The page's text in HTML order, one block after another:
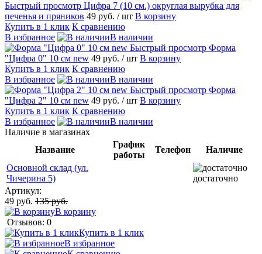
Быстрый просмотр Цифра 7 (10 см.) округлая вырубка для
печенья и пряников 49 руб. / шт В корзину
Купить в 1 клик К сравнению
В избранное
В наличии
Быстрый просмотр Форма
"Цифра 0" 10 см new 49 руб. / шт В корзину
Купить в 1 клик К сравнению
В избранное
В наличии
Быстрый просмотр Форма
"Цифра 2" 10 см new 49 руб. / шт В корзину
Купить в 1 клик К сравнению
В избранное
В наличии
Наличие в магазинах
Название
График
работы
Телефон
Наличие
Основной склад (ул.
Чичерина 5)
достаточно
Артикул:
49 руб. 135 руб.
В корзину
Отзывов: 0
Купить в 1 клик
В избранное